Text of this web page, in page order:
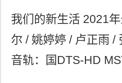
我们的新生活 2021
尔 / 姚婷婷 / 卢正雨 /
音轨：国DTS-HD